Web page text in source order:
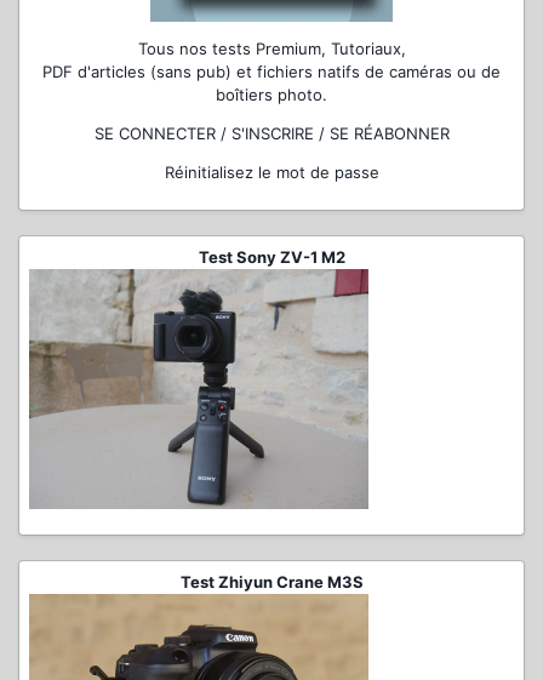
Tous nos tests Premium, Tutoriaux,
PDF d'articles (sans pub) et fichiers natifs de caméras ou de
boîtiers photo.
SE CONNECTER / S'INSCRIRE / SE RÉABONNER
Réinitialisez le mot de passe
Test Sony ZV-1 M2
Test Zhiyun Crane M3S